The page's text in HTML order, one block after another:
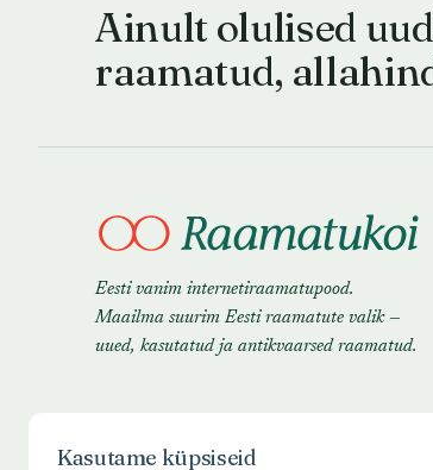
Ainult olulised
raamatud,
Eesti vanim internetiraamatupood.
Maailma suurim Eesti raamatute valik —
uued, kasutatud ja antikvaarsed raamatud.
Kasutame küpsiseid